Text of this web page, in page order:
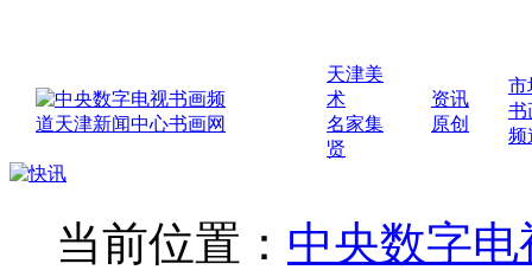
天津美
术
名家集
贤
资讯
原创
市
书
频
当前位置： 中央数字